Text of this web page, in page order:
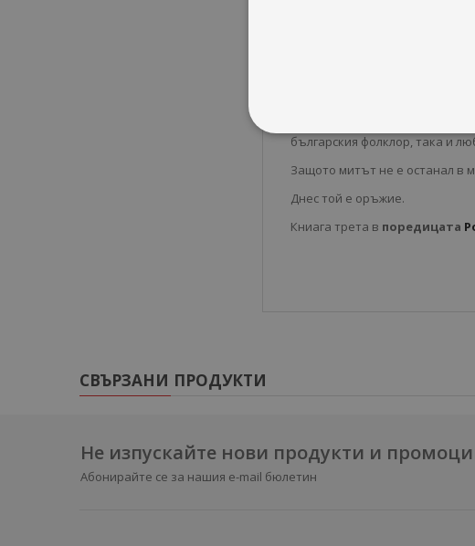
А между тях се разгаря
жертва, а всяко решение
Вдъхновен от богатството
От Ян Бибиян до легендите
българския фолклор, така и
Защото митът не е останал в
Днес той е оръжие.
Книага трета в поредицата
СВЪРЗАНИ ПРОДУКТИ
Не изпускайте нови продукти и
Абонирайте се за нашия e-mail бюлетин